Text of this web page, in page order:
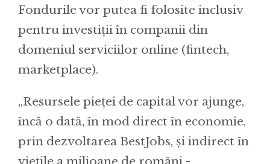
Fondurile vor putea fi folosite inclusiv
pentru investiții în companii din
domeniul serviciilor online (fintech,
marketplace).
„Resursele pieței de capital vor ajunge,
încă o dată, în mod direct în economie,
prin dezvoltarea BestJobs, și indirect în
viețile a milioane de români -